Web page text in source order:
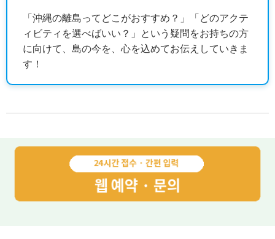
「沖縄の離島ってどこがおすすめ？」「どのアクテ
ィビティを選べばいい？」という疑問をお持ちの方
に向けて、島の今を、心を込めてお伝えしていきま
す！